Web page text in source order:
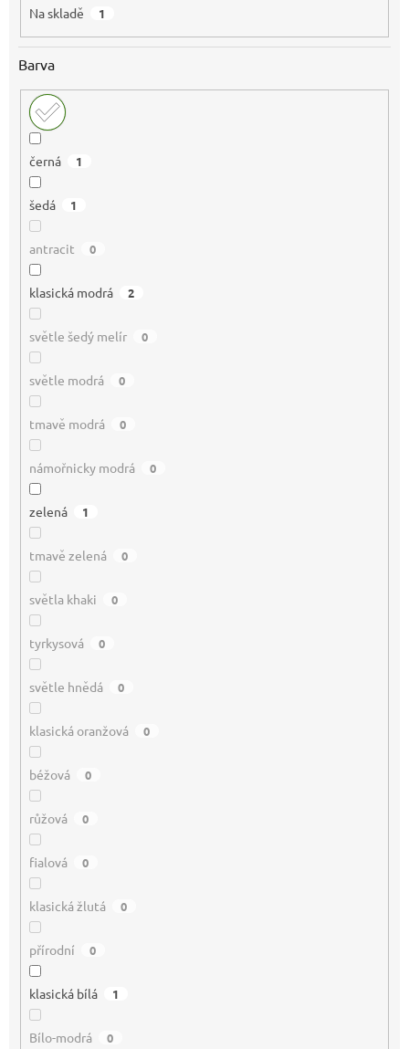
Na skladě 1
Barva
černá 1
šedá 1
antracit 0
klasická modrá 2
světle šedý melír 0
světle modrá 0
tmavě modrá 0
námořnicky modrá 0
zelená 1
tmavě zelená 0
světla khaki 0
tyrkysová 0
světle hnědá 0
klasická oranžová 0
béžová 0
růžová 0
fialová 0
klasická žlutá 0
přírodní 0
klasická bílá 1
Bílo-modrá 0